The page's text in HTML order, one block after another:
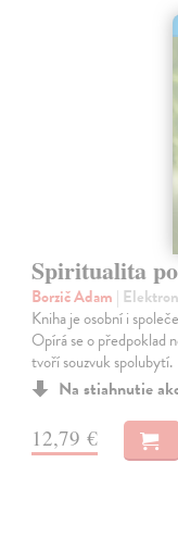
Spiritualita
Borzič Adam |
Kniha je osobní i
Opírá se o předpoklad
tvoří souzvuk spolubytí.
Na stiahnutie
12,79 €